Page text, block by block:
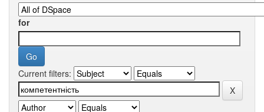
for
Current filters: